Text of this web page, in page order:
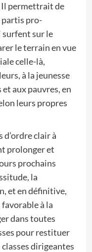
Il permettrait de
partis pro-
surfent sur le
le terrain en vue
celle-là,
à la jeunesse
aux pauvres, en
leurs propres
d’ordre clair à
prolonger et
prochains
la
et en définitive,
à la
dans toutes
pour restituer
dirigeantes